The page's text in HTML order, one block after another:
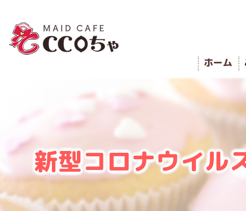
ホーム
新型コロナウイル